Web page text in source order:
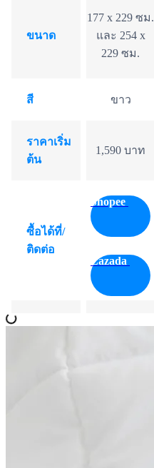
ขนาด
177 x 229 ซม.
และ 254 x
229 ซม.
สี ขาว
ราคาเริ่ม
ต้น
1,590 บาท
ซื้อได้ที่/
ติดต่อ
Shopee
Lazada